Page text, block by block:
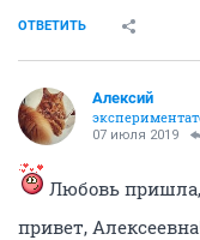
ОТВЕТИТЬ
Алексий
07 июля 2019
Любовь
привет,